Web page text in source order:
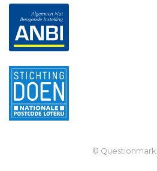
© Questionmark